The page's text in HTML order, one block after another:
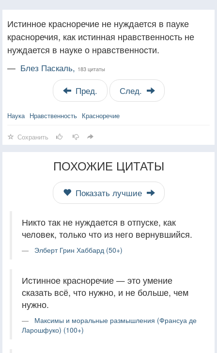
Истинное красноречие не нуждается в пауке
красноречия, как истинная нравственность не
нуждается в науке о нравственности.
— Блез Паскаль, 183 цитаты
Пред. След.
Наука Нравственность Красноречие
Сохранить
ПОХОЖИЕ ЦИТАТЫ
Показать лучшие
Никто так не нуждается в отпуске, как
человек, только что из него вернувшийся.
Элберт Грин Хаббард (50+)
Истинное красноречие — это умение
сказать всё, что нужно, и не больше, чем
нужно.
Максимы и моральные размышления (Франсуа де
Ларошфуко) (100+)